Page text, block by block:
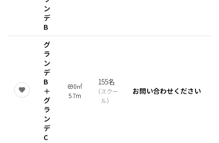
ン
デ
B
グ
ラ
ン
デ
B
＋
グ
ラ
ン
デ
C
690㎡
5.7m
155名
（スクー
ル）
お問い合わせください